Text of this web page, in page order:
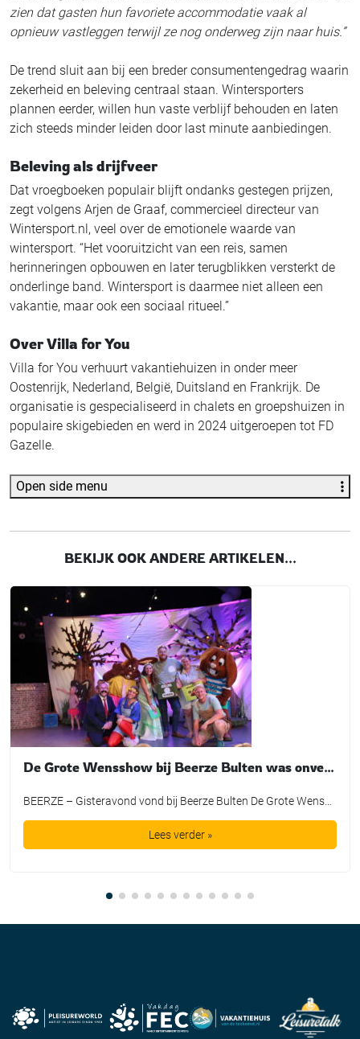
zien dat gasten hun favoriete accommodatie vaak al
opnieuw vastleggen terwijl ze nog onderweg zijn naar huis.”
De trend sluit aan bij een breder consumentengedrag waarin
zekerheid en beleving centraal staan. Wintersporters
plannen eerder, willen hun vaste verblijf behouden en laten
zich steeds minder leiden door last minute aanbiedingen.
Beleving als drijfveer
Dat vroegboeken populair blijft ondanks gestegen prijzen,
zegt volgens Arjen de Graaf, commercieel directeur van
Wintersport.nl, veel over de emotionele waarde van
wintersport. “Het vooruitzicht van een reis, samen
herinneringen opbouwen en later terugblikken versterkt de
onderlinge band. Wintersport is daarmee niet alleen een
vakantie, maar ook een sociaal ritueel.”
Over Villa for You
Villa for You verhuurt vakantiehuizen in onder meer
Oostenrijk, Nederland, België, Duitsland en Frankrijk. De
organisatie is gespecialiseerd in chalets en groepshuizen in
populaire skigebieden en werd in 2024 uitgeroepen tot FD
Gazelle.
Open side menu
BEKIJK OOK ANDERE ARTIKELEN...
De Grote Wensshow bij Beerze Bulten was onvergetelijk
Lees verder »